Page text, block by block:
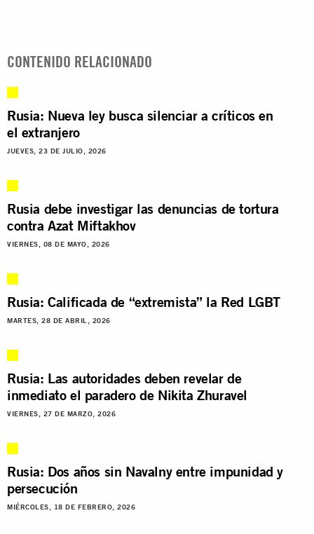
CONTENIDO RELACIONADO
Rusia: Nueva ley busca silenciar a críticos en
el extranjero
JUEVES, 23 DE JULIO, 2026
Rusia debe investigar las denuncias de tortura
contra Azat Miftakhov
VIERNES, 08 DE MAYO, 2026
Rusia: Calificada de “extremista” la Red LGBT
MARTES, 28 DE ABRIL, 2026
Rusia: Las autoridades deben revelar de
inmediato el paradero de Nikita Zhuravel
VIERNES, 27 DE MARZO, 2026
Rusia: Dos años sin Navalny entre impunidad y
persecución
MIÉRCOLES, 18 DE FEBRERO, 2026